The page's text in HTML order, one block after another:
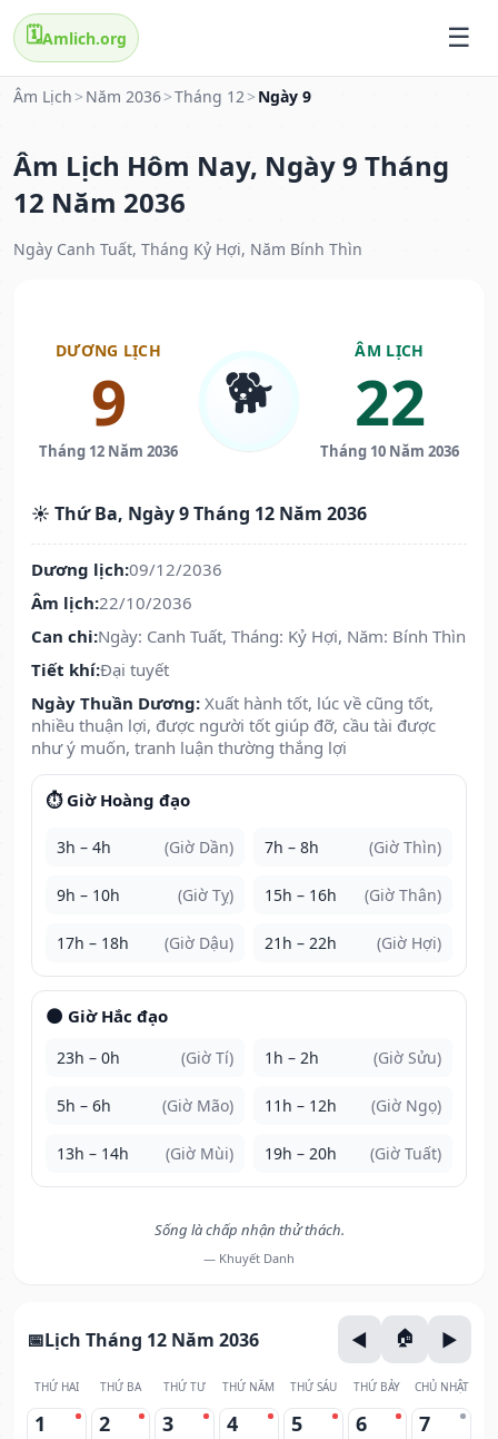
🗓️Amlich.org
Âm Lịch > Năm 2036>Tháng 12> Ngày 9
Âm Lịch Hôm Nay, Ngày 9 Tháng
12 Năm 2036
Ngày Canh Tuất, Tháng Kỷ Hợi, Năm Bính Thìn
DƯƠNG LỊCH
9
Tháng 12 Năm 2036
🐕
ÂM LỊCH
22
Tháng 10 Năm 2036
☀️ Thứ Ba, Ngày 9 Tháng 12 Năm 2036
Dương lịch:09/12/2036
Âm lịch:22/10/2036
Can chi:Ngày: Canh Tuất, Tháng: Kỷ Hợi, Năm: Bính Thìn
Tiết khí:Đại tuyết
Ngày Thuần Dương: Xuất hành tốt, lúc về cũng tốt,
nhiều thuận lợi, được người tốt giúp đỡ, cầu tài được
như ý muốn, tranh luận thường thắng lợi
⏱️ Giờ Hoàng đạo
3h – 4h (Giờ Dần) 7h – 8h (Giờ Thìn)
9h – 10h (Giờ Tỵ) 15h – 16h (Giờ Thân)
17h – 18h (Giờ Dậu) 21h – 22h (Giờ Hợi)
🌑 Giờ Hắc đạo
23h – 0h (Giờ Tí) 1h – 2h (Giờ Sửu)
5h – 6h (Giờ Mão) 11h – 12h (Giờ Ngọ)
13h – 14h (Giờ Mùi) 19h – 20h (Giờ Tuất)
Sống là chấp nhận thử thách.
— Khuyết Danh
Lịch Tháng 12 Năm 2036
THỨ HAI THỨ BA THỨ TƯ THỨ NĂM THỨ SÁU THỨ BẢY CHỦ NHẬT
1 2 3 4 5 6 7